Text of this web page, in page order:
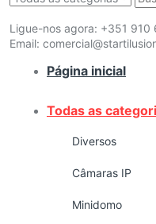
Ligue-nos agora: +351 910
Email:
Página inicial
Todas as
Diversos
Câmaras IP
Minidomo